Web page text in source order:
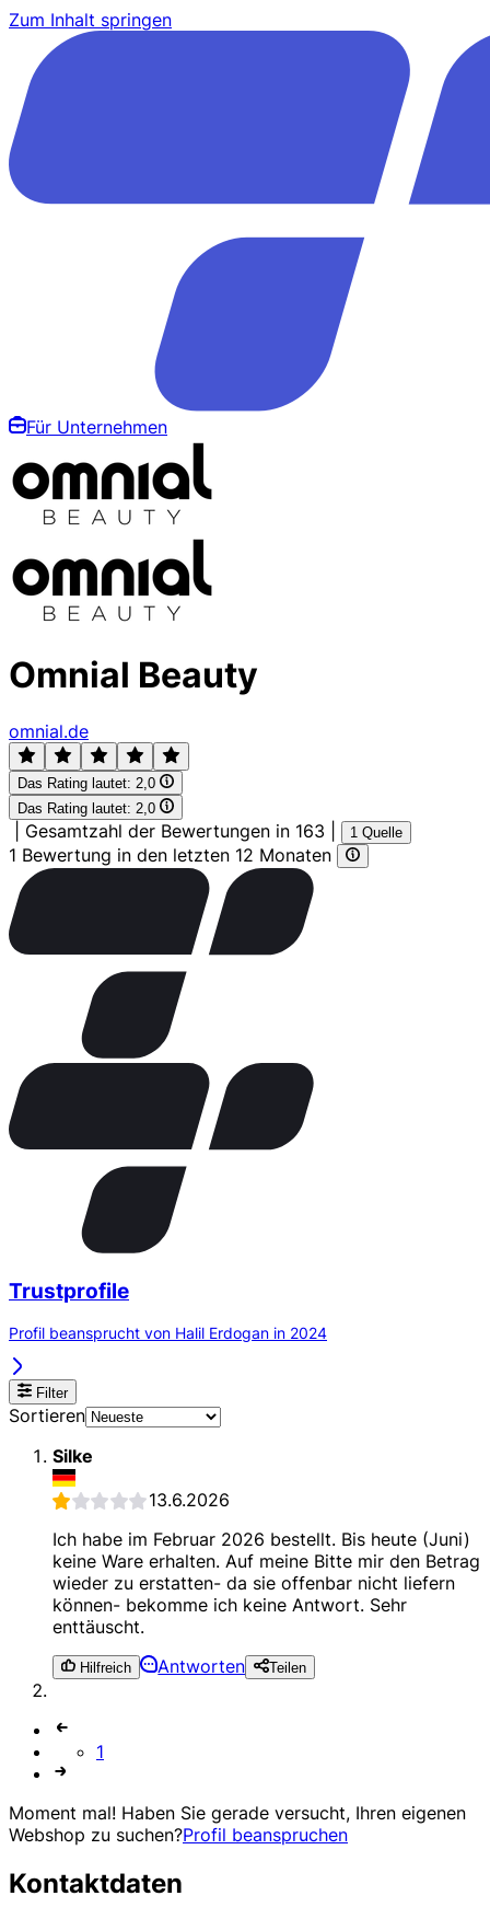
Zum Inhalt springen
Für Unternehmen
Omnial Beauty
omnial.de
Das Rating lautet: 2,0
Das Rating lautet: 2,0
Gesamtzahl der Bewertungen in 163 1 Quelle
1 Bewertung in den letzten 12 Monaten
Trustprofile
Profil beansprucht von Halil Erdogan in 2024
Filter
Sortieren
Silke
13.6.2026
Ich habe im Februar 2026 bestellt. Bis heute (Juni)
keine Ware erhalten. Auf meine Bitte mir den Betrag
wieder zu erstatten- da sie offenbar nicht liefern
können- bekomme ich keine Antwort. Sehr
enttäuscht.
Hilfreich Antworten Teilen
1
Moment mal! Haben Sie gerade versucht, Ihren eigenen
Webshop zu suchen?Profil beanspruchen
Kontaktdaten